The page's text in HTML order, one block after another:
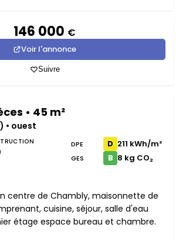
146 000 €
Voir l'annonce
Suivre
• 45 m²
• ouest
DPE D 211 kWh/m²
GES B 8 kg CO₂
centre de Chambly, maisonnette de
cuisine, séjour, salle d'eau
étage espace bureau et chambre.